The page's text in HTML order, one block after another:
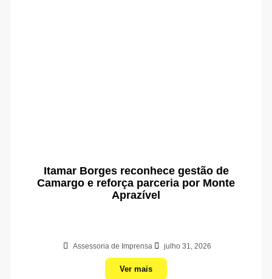
Itamar Borges reconhece gestão de
Camargo e reforça parceria por Monte
Aprazível
Assessoria de Imprensa julho 31, 2026
Ver mais